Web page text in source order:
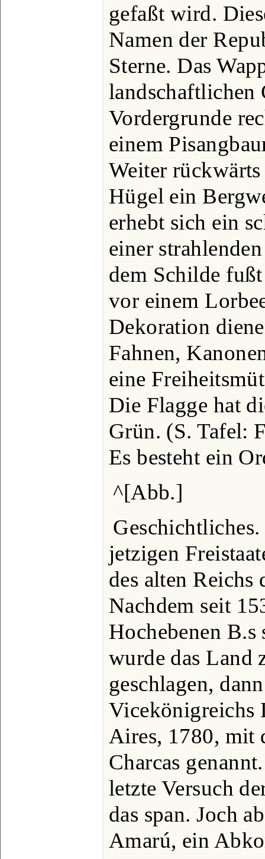
gefaßt wird.
Namen der
Sterne. Das
landschaftlichen
Vordergrunde
einem
Weiter
Hügel ein
erhebt sich ein
einer
dem Schilde
vor einem
Dekoration
Fahnen,
eine
Die Flagge hat
Grün. (S. Tafel:
Es besteht ein
^[Abb.]
jetzigen
des alten
Nachdem seit
Hochebenen B.s
wurde das Land
geschlagen,
Vicekönigreichs
Aires, 1780, mit
Charcas
letzte Versuch
das span. Joch
Amarú, ein